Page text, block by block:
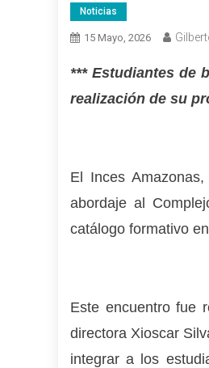
Noticias
15 Mayo, 2026
*** Estudiantes de
realización de su
El Inces
abordaje al
catálogo formativo
Este encuentro fue
directora Xioscar
integrar a los